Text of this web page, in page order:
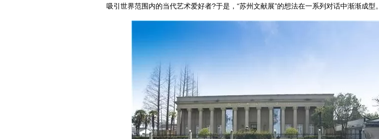
吸引世界范围内的当代艺术爱好者?于是，“苏州文献展”的想法在一系列对话中渐渐成型。